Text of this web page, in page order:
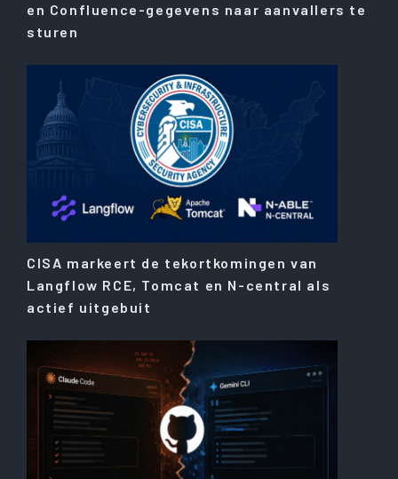
en Confluence-gegevens naar aanvallers te
sturen
CISA markeert de tekortkomingen van
Langflow RCE, Tomcat en N-central als
actief uitgebuit